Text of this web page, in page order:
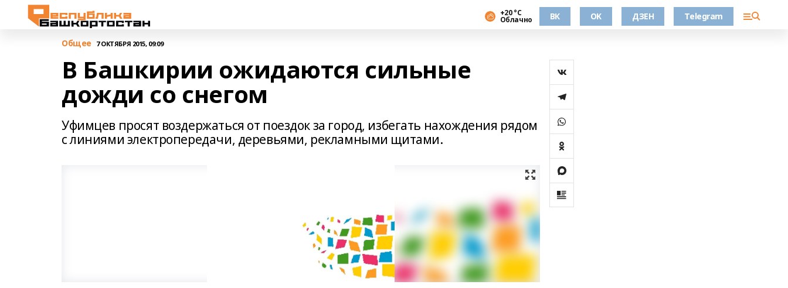
+20 °С
Облачно ВК OK ДЗЕН Telegram
Общее 7 ОКТЯБРЯ 2015, 09:09
В Башкирии ожидаются сильные
дожди со снегом
Уфимцев просят воздержаться от поездок за город, избегать нахождения рядом
с линиями электропередачи, деревьями, рекламными щитами.